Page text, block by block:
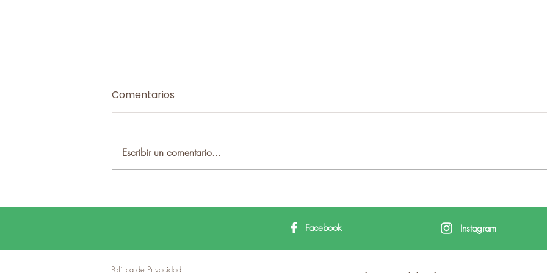
Cáceres refuerzan la
Ibérico
Secretario de Estado de
Turismo para reforzar su
Interior
Comentarios
Escribir un comentario...
Facebook Instagram
Política de Privacidad